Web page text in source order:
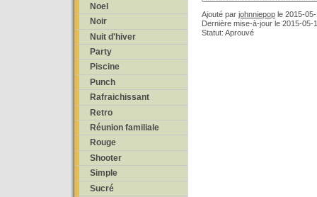
Noel
Noir
Nuit d'hiver
Party
Piscine
Punch
Rafraichissant
Retro
Réunion familiale
Rouge
Shooter
Simple
Sucré
Ajouté par johnniepop le 2015-
Dernière mise-à-jour le 2015-05-
Statut: Aprouvé